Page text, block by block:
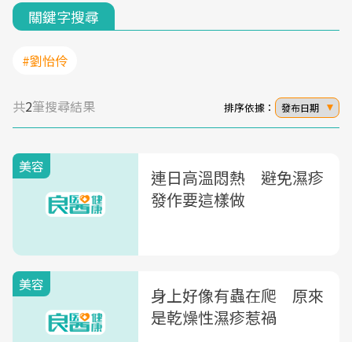
關鍵字搜尋
#劉怡伶
共2筆搜尋結果 排序依據： 發布日期
美容
連日高溫悶熱 避免濕疹
發作要這樣做
美容
身上好像有蟲在爬 原來
是乾燥性濕疹惹禍